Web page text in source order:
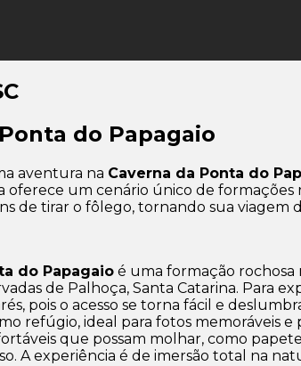
do Papagaio
aventura na Caverna da Ponta do
oferece um cenário único de
de tirar o fôlego, tornando sua viagem
do Papagaio é uma formação rochosa
de Palhoça, Santa Catarina. Para
pois o acesso se torna fácil e
refúgio, ideal para fotos memoráveis
que possam molhar, como
A experiência é de imersão total na